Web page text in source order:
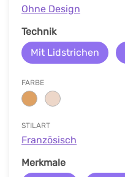
Ohne Design
Technik
Mit Lidstrichen
FARBE
STILART
Französisch
Merkmale